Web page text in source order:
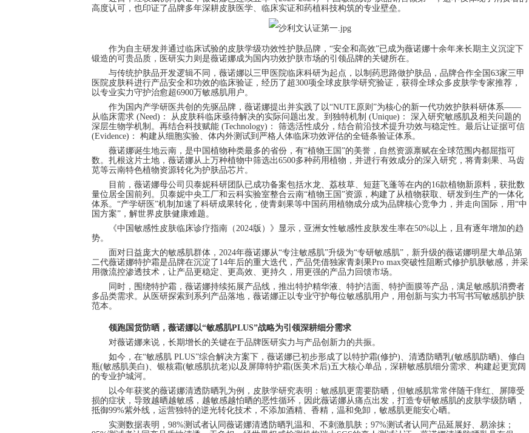
高度认可，也印证了品牌多年深耕皮肤医学、临床实证和药植科技构筑的专业壁垒。
作为自主研发并通过临床试验的皮肤学级功效性护肤品牌，“安全和高效”已成为薇诺娜十余年来长期主义沉淀下
锻造的可贵品质，医研实力则是薇诺娜成为国内功效护肤市场的引领品牌的关键所在。
与传统护肤品开发逻辑不同，薇诺娜以三甲医院临床科研为起点，以制药思路做护肤品，品牌合作全国63家三甲
医院皮肤科进行产品安全和功效的临床验证，经历了超300项全球皮肤学研究验证，获得全球众多皮肤学专家推荐，
以专业实力守护治愈超6900万敏感肌用户。
作为国内产学研医共创的先驱品牌，薇诺娜提出并实践了以“NUTE原则”为核心的新一代功效护肤科研体系——
从临床需求 (Need)： 从皮肤科临床亟待解决的实际问题出发。到独特机制 (Unique)： 深入研究敏感肌及相关问题的
深层生物学机制。再结合科技赋能 (Technology)： 筛选活性成分，结合前沿技术提升功效与稳定性。最后让证据可信
(Evidence)： 构建从细胞实验、体内外测试到严格人体临床功效评估的全链条验证体系。
薇诺娜诞生地云南，是中国植物种类最多的省份，有“植物王国”的美誉，自然资源禀赋在全球范围内都屈指可
数。扎根这片土地，薇诺娜从上万种植物中筛选出6500多种药用植物，并进行有效成分的深入研究，将青刺果、马齿
苋等云南特色植物资源转化为护肤品芯片。
目前，薇诺娜母公司贝泰妮科研团队已成功备案包括水龙、荔枝草、短莛飞蓬等在内的16款植物新原料，获批数
量位居全国前列。贝泰妮中央工厂和云科实验室整合云南“植物王国”资源，构建了从植物获取、研发到生产的一体化
体系。“产学研医”机制加速了科研成果转化，使青刺果等中国药用植物成分成为品牌核心竞争力，并走向国际，用“中
国方案”，解世界皮肤健康难题。
《中国敏感性皮肤临床诊疗指南（2024版）》显示，亚洲女性敏感性皮肤发生率在50%以上，且有逐年增加的趋
势。
面对日益庞大的敏感肌群体，2024年薇诺娜从“专注敏感肌”升级为“专研敏感肌”，新升级的薇诺娜明星大单品第
二代薇诺娜特护霜是品牌在沉淀了14年后的重大迭代，产品凭借独家青刺果Pro max突破性阻断式修护肌肤敏感，并采
用微流控渗透技术，让产品更稳定、更高效、更持久，用更强的产品力回馈市场。
同时，围绕特护霜，薇诺娜持续拓展产品线，推出特护精华液、特护洁面、特护面膜等产品，满足敏感肌消费者
多品类需求。从医研探索到系列产品落地，薇诺娜正以专业守护每位敏感肌用户，用创新与实力书写书写敏感肌护肤
范本。
领跑国货防晒，薇诺娜以“敏感肌PLUS”战略为引领深耕细分需求
对薇诺娜来说，长期增长的关键在于品牌医研实力与产品创新力的共振。
如今，在“敏感肌 PLUS”综合解决方案下，薇诺娜已初步形成了以特护霜(修护)、清透防晒乳(敏感肌防晒)、修白
瓶(敏感肌美白)、银核霜(敏感肌抗老)以及屏障特护霜(医美术后)五大核心单品，深耕敏感肌细分需求、构建起更宽阔
的专业护城河。
以今年获奖的薇诺娜清透防晒乳为例，皮肤学研究表明：敏感肌更需要防晒，但敏感肌常常伴随干痒红、屏障受
损的症状，导致越晒越敏感，越敏感越怕晒的恶性循环，因此薇诺娜从痛点出发，打造专研敏感肌的皮肤学级防晒，
抵御99%紫外线，运营独特的逆光转化技术，不添加酒精、香精，温和免卸，敏感肌更能安心晒。
实测数据表明，98%测试者认同薇诺娜清透防晒乳温和、不刺激肌肤；97%测试者认同产品延展好、易涂抹；